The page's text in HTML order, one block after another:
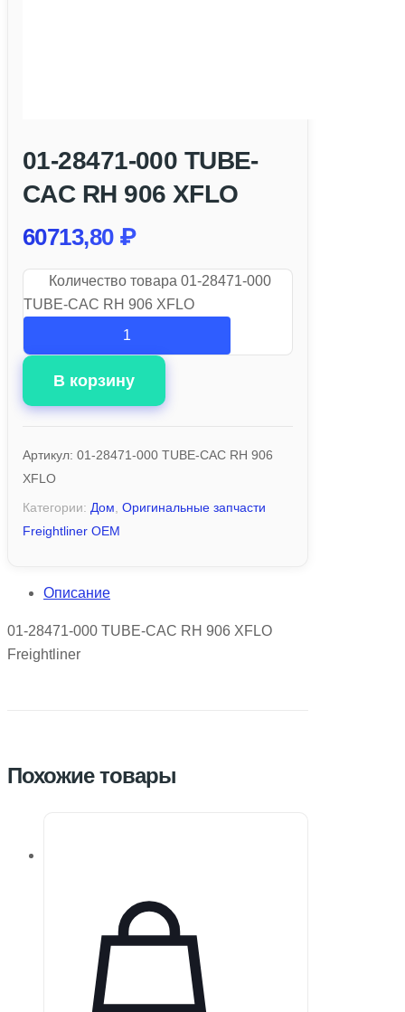
01-28471-000 TUBE-
CAC RH 906 XFLO
60713,80 ₽
Количество товара 01-28471-000
TUBE-CAC RH 906 XFLO
В корзину
Артикул: 01-28471-000 TUBE-CAC RH 906
XFLO
Категории: Дом Оригинальные запчасти
Freightliner OEM
Описание
01-28471-000 TUBE-CAC RH 906 XFLO
Freightliner
Похожие товары